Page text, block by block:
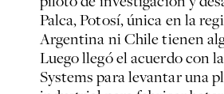
Palca, Potosí, única en la
Argentina ni Chile tienen
Luego llegó el acuerdo con
Systems para levantar una